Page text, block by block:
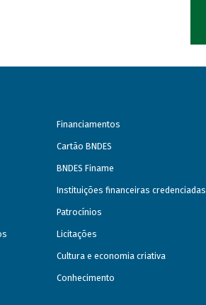
Financiamentos
Cartão BNDES
BNDES Finame
Instituições financeiras credenciadas
Patrocínios
Licitações
Cultura e economia criativa
Conhecimento